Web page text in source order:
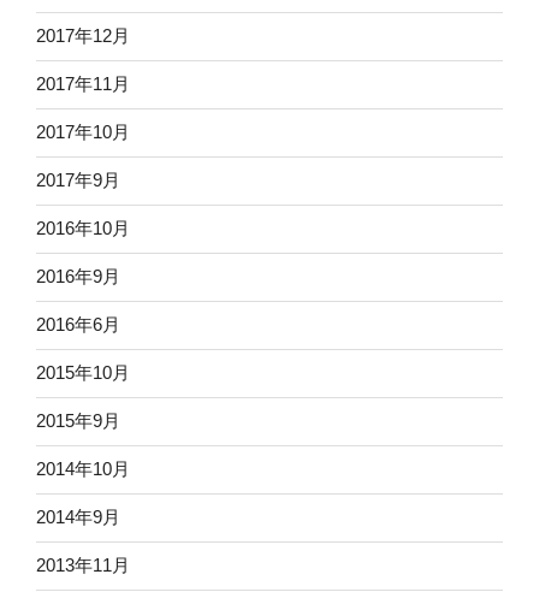
2017年12月
2017年11月
2017年10月
2017年9月
2016年10月
2016年9月
2016年6月
2015年10月
2015年9月
2014年10月
2014年9月
2013年11月